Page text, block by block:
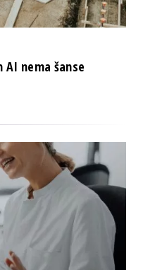
nema šanse